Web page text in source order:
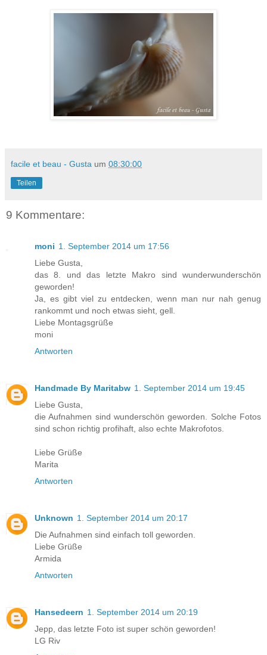
facile et beau - Gusta um 08:30:00
Teilen
9 Kommentare:
moni 1. September 2014 um 17:56
Liebe Gusta,
das 8. und das letzte Makro sind wunderwunderschön
geworden!
Ja, es gibt viel zu entdecken, wenn man nur nah genug
rankommt und noch etwas sieht, gell.
Liebe Montagsgrüße
moni
Antworten
Handmade By Maritabw 1. September 2014 um 19:45
Liebe Gusta,
die Aufnahmen sind wunderschön geworden. Solche Fotos
sind schon richtig profihaft, also echte Makrofotos.
Liebe Grüße
Marita
Antworten
Unknown 1. September 2014 um 20:17
Die Aufnahmen sind einfach toll geworden.
Liebe Grüße
Armida
Antworten
Hansedeern 1. September 2014 um 20:19
Jepp, das letzte Foto ist super schön geworden!
LG Riv